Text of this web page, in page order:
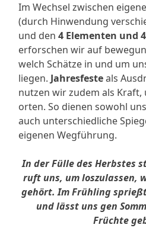
Im Wechsel zwischen
(durch Hinwendung
und den4 Elementen und
erforschen wir auf
welch Schätze in und um
liegen. Jahresfesteals
nutzen wir zudem als Kraft,
orten. So dienen sowohl
auch unterschiedliche
eigenen Wegführung.
In der Fülle des Herbstes
ruft uns, um loszulassen,
gehört. Im Frühling
und lässt uns gen
Früchte